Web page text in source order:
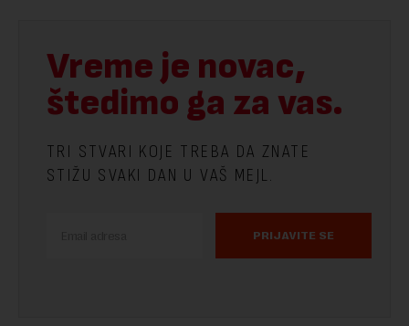
Vreme je novac,
štedimo ga za vas.
TRI STVARI KOJE TREBA DA ZNATE
STIŽU SVAKI DAN U VAŠ MEJL.
PRIJAVITE SE